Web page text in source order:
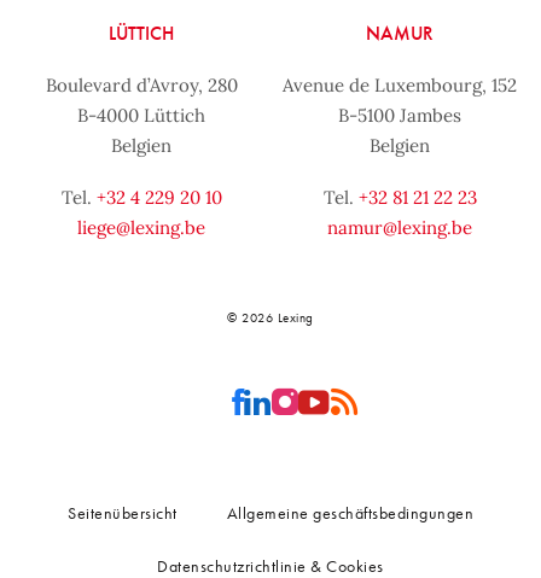
LÜTTICH
Boulevard d’Avroy, 280
B-4000 Lüttich
Belgien
Tel. +32 4 229 20 10
liege@lexing.be
NAMUR
Avenue de Luxembourg, 152
B-5100 Jambes
Belgien
Tel. +32 81 21 22 23
namur@lexing.be
© 2026 Lexing
Seitenübersicht Allgemeine geschäftsbedingungen
Datenschutzrichtlinie & Cookies